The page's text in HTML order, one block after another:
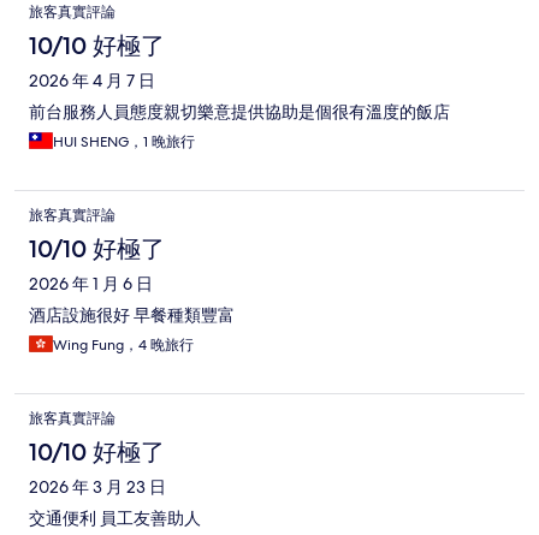
旅客真實評論
10/10 好極了
2026 年 4 月 7 日
前台服務人員態度親切樂意提供協助是個很有溫度的飯店
HUI SHENG，1 晚旅行
旅客真實評論
10/10 好極了
2026 年 1 月 6 日
酒店設施很好 早餐種類豐富
Wing Fung，4 晚旅行
旅客真實評論
10/10 好極了
2026 年 3 月 23 日
交通便利 員工友善助人